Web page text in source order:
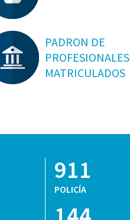
PADRON DE
PROFESIONALES
MATRICULADOS
911
POLICÍA